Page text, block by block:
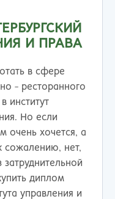
И ПРАВА
в сфере
- ресторанного
институт
Но если
очень хочется, а
сожалению, нет,
диплом
управления и